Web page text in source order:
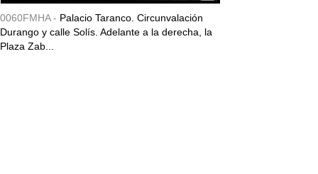
0060FMHA - Palacio Taranco. Circunvalación
Durango y calle Solís. Adelante a la derecha, la
Plaza Zab...